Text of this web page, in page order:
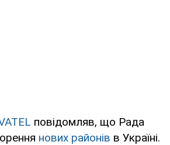
повідомляв, що Рада
нових районів в Україні.